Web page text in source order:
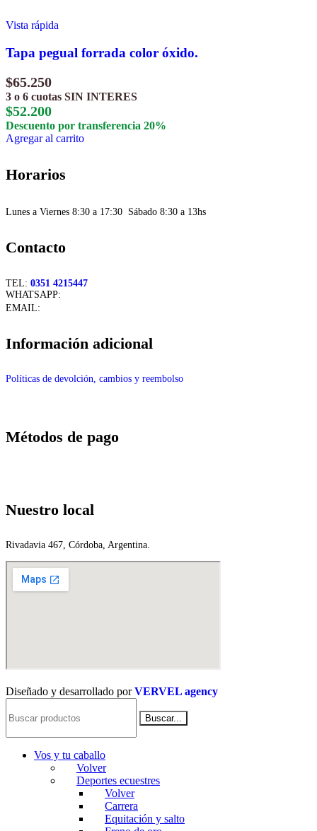
Vista rápida
Tapa pegual forrada color óxido.
$65.250
3 o 6 cuotas SIN INTERES
$52.200
Descuento por transferencia 20%
Agregar al carrito
Horarios
Lunes a Viernes 8:30 a 17:30 Sábado 8:30 a 13hs
Contacto
TEL: 0351 4215447
WHATSAPP:
EMAIL:
Información adicional
Políticas de devolción, cambios y reembolso
Métodos de pago
Nuestro local
Rivadavia 467, Córdoba, Argentina.
Diseñado y desarrollado porVERVEL agency
Buscar...
Vos y tu caballo
Volver
Deportes ecuestres
Volver
Carrera
Equitación y salto